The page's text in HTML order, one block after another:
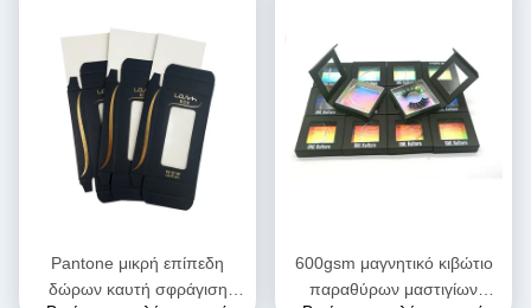
Pantone μικρή επίπεδη
δώρων καυτή σφράγιση
600gsm μαγνητικό κιβώτιο
παραθύρων μαστιγίων